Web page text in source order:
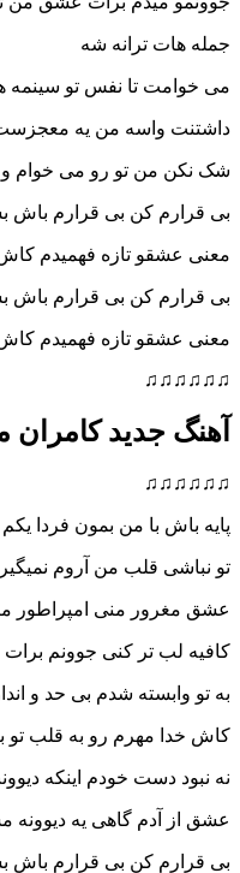
ترانه شه
تا نفس تو سینمه هرچقد تو
واسه من یه معجزست
تو رو می خوام و بس
کن بی قرارم باش بسه
تازه فهمیدم کاش یکم
کن بی قرارم باش بسه
تازه فهمیدم کاش یکم
کامران مولایی
با من بمون فردا یکم دیره
قلب من آروم نمیگیره
منی امپراطور منی
تر کنی جوونم برات میره
شدم بی حد و اندازه
رو به قلب تو بندازه
دست خودم اینکه دیوونت شدم
گاهی یه دیوونه مسازه
کن بی قرارم باش بسه